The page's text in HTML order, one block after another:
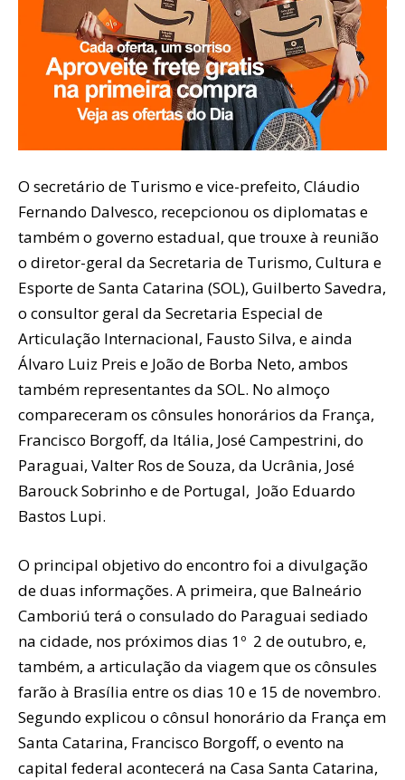
O secretário de Turismo e vice-prefeito, Cláudio
Fernando Dalvesco, recepcionou os diplomatas e
também o governo estadual, que trouxe à reunião
o diretor-geral da Secretaria de Turismo, Cultura e
Esporte de Santa Catarina (SOL), Guilberto Savedra,
o consultor geral da Secretaria Especial de
Articulação Internacional, Fausto Silva, e ainda
Álvaro Luiz Preis e João de Borba Neto, ambos
também representantes da SOL. No almoço
compareceram os cônsules honorários da França,
Francisco Borgoff, da Itália, José Campestrini, do
Paraguai, Valter Ros de Souza, da Ucrânia, José
Barouck Sobrinho e de Portugal, João Eduardo
Bastos Lupi.
O principal objetivo do encontro foi a divulgação
de duas informações. A primeira, que Balneário
Camboriú terá o consulado do Paraguai sediado
na cidade, nos próximos dias 1º 2 de outubro, e,
também, a articulação da viagem que os cônsules
farão à Brasília entre os dias 10 e 15 de novembro.
Segundo explicou o cônsul honorário da França em
Santa Catarina, Francisco Borgoff, o evento na
capital federal acontecerá na Casa Santa Catarina,